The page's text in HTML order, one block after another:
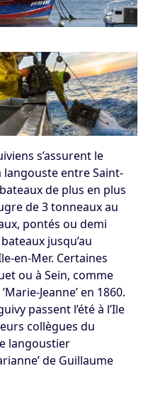
s’assurent le
entre Saint-
de plus en plus
de 3 tonneaux au
pontés ou demi
jusqu’au
en-Mer. Certaines
ou à Sein, comme
Jeanne’ en 1860.
passent l’été à l’Ile
collègues du
langoustier
de Guillaume